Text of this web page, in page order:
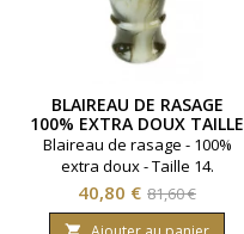
BLAIREAU DE RASAGE
100% EXTRA DOUX TAILLE
14
Blaireau de rasage - 100%
extra doux - Taille 14.
Prix
40,80 € Prix
de
81,60 €